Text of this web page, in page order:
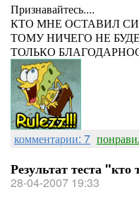
Признавайтесь....
КТО МНЕ ОСТАВИЛ
ТОМУ НИЧЕГО НЕ
ТОЛЬКО
комментарии: 7
Результат теста
28-04-2007 19:33